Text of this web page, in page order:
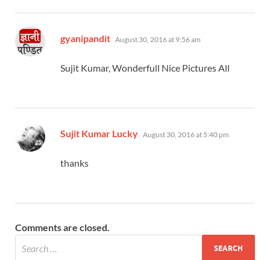
gyanipandit says:
August 30, 2016 at 9:56 am
Sujit Kumar, Wonderfull Nice Pictures All
Sujit Kumar Lucky says:
August 30, 2016 at 5:40 pm
thanks
Comments are closed.